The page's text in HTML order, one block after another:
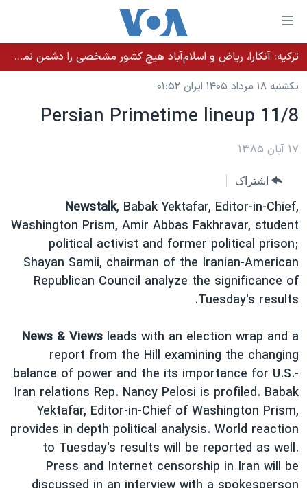
لینکهای
قابل
دسترسی
جهش
محتوای
جهش
اصلی
جهش
جستجو
خانه
نسخه سبک وب‌سایت
موضوع ها
ایران
ورزشی
گزیده‌ها
ویدیوها
حقوق شهروندی
اقتصادی
علم و فناوری
اسرائیل در جنگ
گالری عکس
آرشیو پخش زنده
برنامه های تلویزیونی
جدول برنامه ها
صفحه‌های ویژه
جام جهانی ۲۰۲۶
عملیات خشم حماسی
بایگانی برنامه‌های تلویزیونی
انتخابات ریاست جمهوری آمریکا ۲۰۲۴
حمله جمهوری اسلامی به اسرائیل
رمز مهسا
ورزش زنان در ایران
اعتراضات زن، زندگی، آزادی
مجموعه مستندهای دادخواهی
فرکانس‌های صدای آمریکا
پخش رادیویی
یادگیری زبان انگلیسی
زبانهای مختلف
ترکیه: آنکارا، ریاض و اسلام‌آباد هیچ کشور مشخصی را دشمن نمی‌دانند مگر اینکه آن کشور اقدام خصمانه‌ای انجام دهد
یکشنبه ۱۸ مرداد ۱۴۰۵ ایران ۰۱:۵۲
Persian Primetime lineup 11/8
۱۷ آبان ۱۳۸۵
اشتراک
Newstalk, Babak Yektafar, Editor-in-Chief,
Washington Prism, Amir Abbas Fakhravar, student
political activist and former political prison;
Shayan Samii, chairman of the Iranian-American
Republican Council analyze the significance of
Tuesday's results.
News & Views leads with an election wrap and a
report from the Hill examining the changing
balance of power and the its importance for U.S.-
Iran relations Rep. Nancy Pelosi is profiled. Babak
Yektafar, Editor-in-Chief of Washington Prism,
provides in depth political analysis. World reaction
to Tuesday's results will be reported as well.
Press and Internet censorship in Iran will be